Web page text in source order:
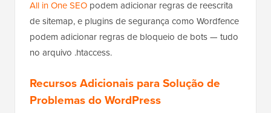
All in One SEO podem adicionar regras de reescrita
de sitemap, e plugins de segurança como Wordfence
podem adicionar regras de bloqueio de bots — tudo
no arquivo .htaccess.
Recursos Adicionais para Solução de
Problemas do WordPress